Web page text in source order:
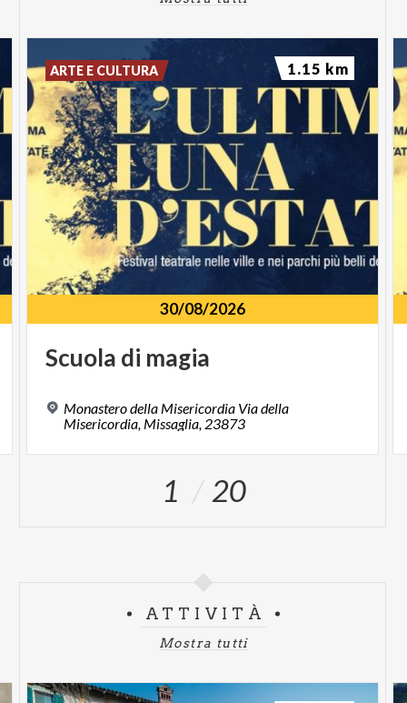
30/08/2026
Scuola di magia
Monastero della Misericordia Via della
Misericordia, Missaglia, 23873
ARTE E CULTURA 1.15 km
1 20
ATTIVITÀ
Mostra tutti